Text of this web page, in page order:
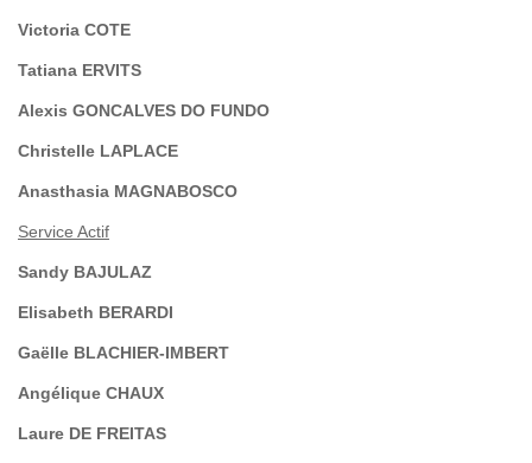
Victoria COTE
Tatiana ERVITS
Alexis GONCALVES DO FUNDO
Christelle LAPLACE
Anasthasia MAGNABOSCO
Service Actif
Sandy BAJULAZ
Elisabeth BERARDI
Gaëlle BLACHIER-IMBERT
Angélique CHAUX
Laure DE FREITAS